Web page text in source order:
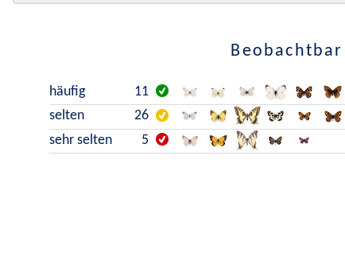
häufig 11
selten
26
sehr selten
5